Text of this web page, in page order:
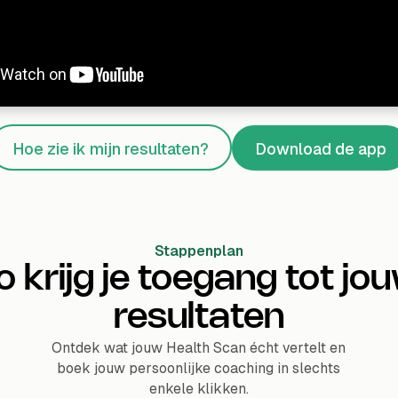
Hoe zie ik mijn resultaten? Download de app
Stappenplan
krijg je toegang tot
resultaten
Ontdek wat jouw Health Scan écht vertelt en
boek jouw persoonlijke coaching in slechts
enkele klikken.